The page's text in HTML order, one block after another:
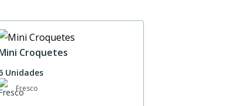
Croquetes
Unidades
Fresco